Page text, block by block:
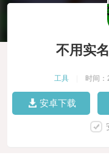
不用实
工具 时间
安卓下载